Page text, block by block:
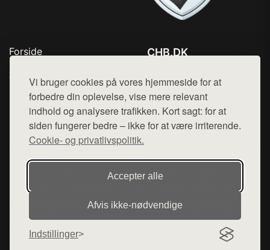
Vi bruger cookies på vores hjemmeside for at
forbedre din oplevelse, vise mere relevant
indhold og analysere trafikken. Kort sagt: for at
siden fungerer bedre – ikke for at være irriterende.
Cookie- og privatlivspolitik.
Accepter alle
Afvis ikke‑nødvendige
Indstillinger
Forside
Top Rabatter
Kontakt
CHB.DK
Mail: hej@want.dk
Cookie- og privatlivspolitik
Denne side er en del af want.dk, der udgiver en række
hjemmesider med præsentation af forskellige produkter fra
diverse webshops. Der sælges ikke varer fra denne side - vi
henviser til de shops, som sælger varen. Vi har heller ikke
varerne på lager.